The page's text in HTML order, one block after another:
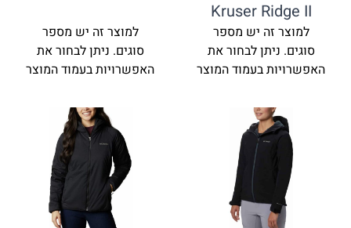
Kruser
זה יש מספר
לבחור את
בעמוד המוצר
למוצר זה יש מספר
סוגים. ניתן לבחור את
האפשרויות בעמוד המוצר